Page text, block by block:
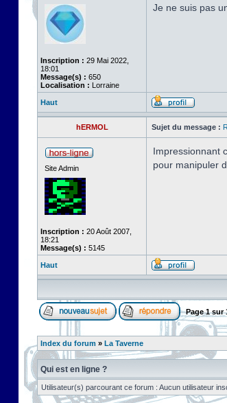
Inscription : 29 Mai 2022,
18:01
Message(s) : 650
Localisation : Lorraine
Je ne suis pas
Haut
hERMOL Sujet du message :
Site Admin
Inscription : 20 Août 2007,
18:21
Message(s) : 5145
Impressionnant
pour manipuler
Haut
Page1sur
Index du forum » La Taverne
Qui est en ligne ?
Utilisateur(s) parcourant ce forum : Aucun utilisateur